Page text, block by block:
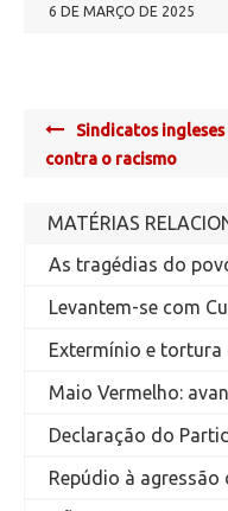
6 DE MARÇO DE 2025
Post
navigation
Sindicatos ingleses
contra o racismo
MATÉRIAS
As tragédias do
Levantem-se com
Extermínio e tortura
Maio Vermelho:
Declaração do
Repúdio à agressão